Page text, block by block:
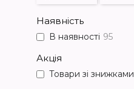
Наявність
В наявності 95
Акція
Товари зі знижками